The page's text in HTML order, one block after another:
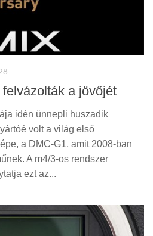
a jövőjét
idén ünnepli huszadik
volt a világ első
a DMC-G1, amit 2008-ban
A m4/3-os rendszer
ezt az...